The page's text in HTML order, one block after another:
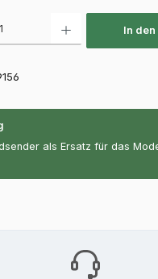
In den
als Ersatz für das